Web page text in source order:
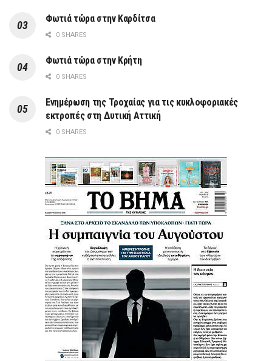
Φωτιά τώρα στην Καρδίτσα
0 SHARES
Φωτιά τώρα στην Κρήτη
0 SHARES
Ενημέρωση της Τροχαίας για τις κυκλοφοριακές
εκτροπές στη Δυτική Αττική
0 SHARES